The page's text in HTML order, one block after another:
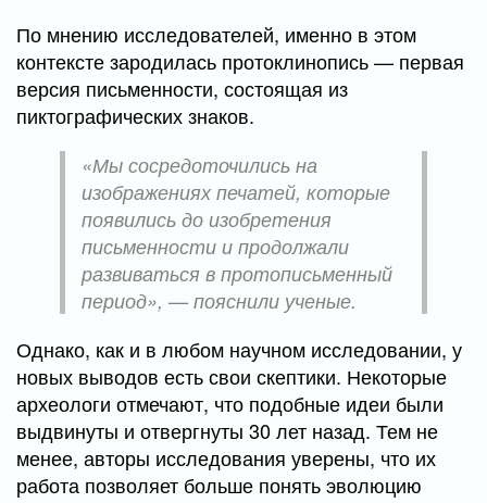
По мнению исследователей, именно в этом
контексте зародилась протоклинопись — первая
версия письменности, состоящая из
пиктографических знаков.
«Мы сосредоточились на
изображениях печатей, которые
появились до изобретения
письменности и продолжали
развиваться в протописьменный
период», — пояснили ученые.
Однако, как и в любом научном исследовании, у
новых выводов есть свои скептики. Некоторые
археологи отмечают, что подобные идеи были
выдвинуты и отвергнуты 30 лет назад. Тем не
менее, авторы исследования уверены, что их
работа позволяет больше понять эволюцию